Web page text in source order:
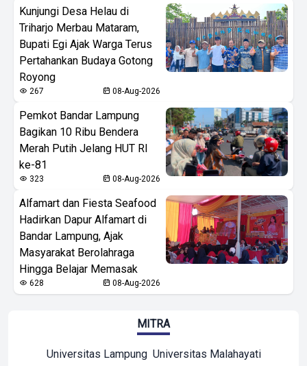
Kunjungi Desa Helau di
Triharjo Merbau Mataram,
Bupati Egi Ajak Warga Terus
Pertahankan Budaya Gotong
Royong
267 08-Aug-2026
Pemkot Bandar Lampung
Bagikan 10 Ribu Bendera
Merah Putih Jelang HUT RI
ke-81
323 08-Aug-2026
Alfamart dan Fiesta Seafood
Hadirkan Dapur Alfamart di
Bandar Lampung, Ajak
Masyarakat Berolahraga
Hingga Belajar Memasak
628 08-Aug-2026
MITRA
Universitas Lampung Universitas Malahayati